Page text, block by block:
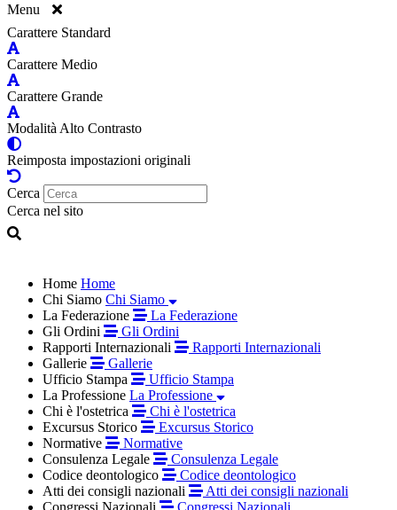
Menu
Carattere Standard
Carattere Medio
Carattere Grande
Modalità Alto Contrasto
Reimposta impostazioni originali
Cerca
Cerca nel sito
Home Home
Chi Siamo Chi Siamo
La Federazione
La Federazione
Gli Ordini
Gli Ordini
Rapporti Internazionali
Rapporti Internazionali
Gallerie
Gallerie
Ufficio Stampa
Ufficio Stampa
La Professione La Professione
Chi è l'ostetrica
Chi è l'ostetrica
Excursus Storico
Excursus Storico
Normative
Normative
Consulenza Legale
Consulenza Legale
Codice deontologico
Codice deontologico
Atti dei consigli nazionali
Atti dei consigli nazionali
Congressi Nazionali
Congressi Nazionali